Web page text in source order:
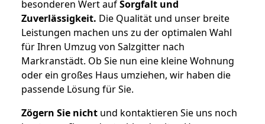
besonderen Wert aufSorgfalt und
Zuverlässigkeit. Die Qualität und unser breite
Leistungen machen uns zu der optimalen Wahl
für Ihren Umzug von Salzgitter nach
Markranstädt. Ob Sie nun eine kleine Wohnung
oder ein großes Haus umziehen, wir haben die
passende Lösung für Sie.
Zögern Sie nicht und kontaktieren Sie uns noch